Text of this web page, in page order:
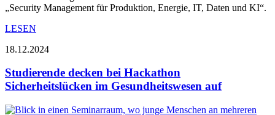
„Security Management für Produktion, Energie, IT, Daten und KI“.
LESEN
18.12.2024
Studierende decken bei Hackathon
Sicherheitslücken im Gesundheitswesen auf